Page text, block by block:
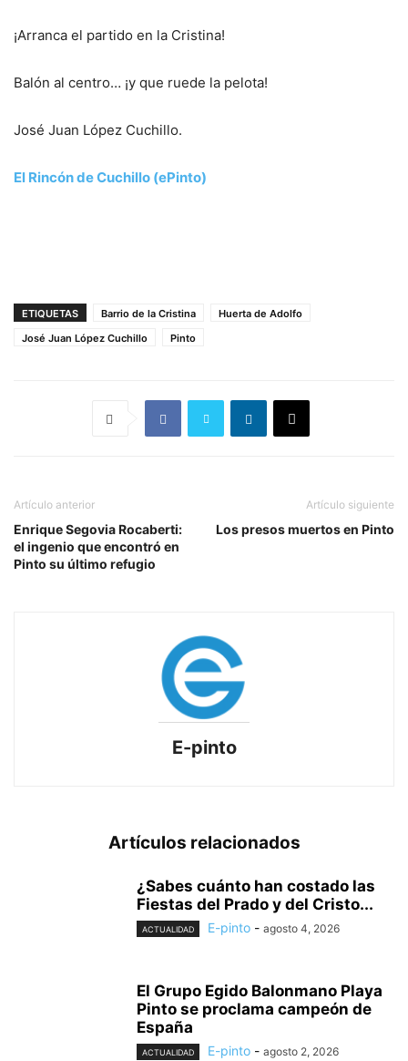
¡Arranca el partido en la Cristina!
Balón al centro… ¡y que ruede la pelota!
José Juan López Cuchillo.
El Rincón de Cuchillo (ePinto)
ETIQUETAS Barrio de la Cristina
Huerta de Adolfo
José Juan López Cuchillo
Pinto
Artículo anterior
Enrique Segovia Rocaberti:
el ingenio que encontró en
Pinto su último refugio
Artículo siguiente
Los presos muertos en Pinto
E-pinto
Artículos relacionados
¿Sabes cuánto han costado las
Fiestas del Prado y del Cristo...
ACTUALIDAD E-pinto - agosto 4, 2026
El Grupo Egido Balonmano Playa
Pinto se proclama campeón de
España
ACTUALIDAD E-pinto - agosto 2, 2026